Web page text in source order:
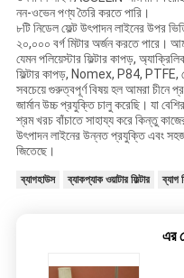
নন-ওভেন পণ্য তৈরি করতে পারি।
৮টি নিডেল ফেল্ট উৎপাদন লাইনের উপর
২০,০০০ বর্গ মিটার অর্জন করতে পারে।
যেমন পলিয়েস্টার ফিল্টার কাপড়,
ফিল্টার কাপড়, Nomex, P84, PTFE,
সবচেয়ে গুরুত্বপূর্ণ বিষয় হল আমরা চীনে
জার্মান উচ্চ প্রযুক্তি চালু করেছি। যা
শ্রম খরচ বাঁচাতে সাহায্য করে কিন্তু
উৎপাদন লাইনের উন্নত প্রযুক্তি এবং
জিতেছে।
ব্যাগহাউস ব্যাকপ্যাক ওয়াটার ফিল্টার ব্যাগ
এর